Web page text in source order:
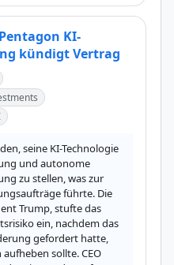
KI-
kündigt Vertrag
seine KI-Technologie
und autonome
zu stellen, was zur
führte. Die
Trump, stufte das
ein, nachdem das
gefordert hatte,
sollte. CEO